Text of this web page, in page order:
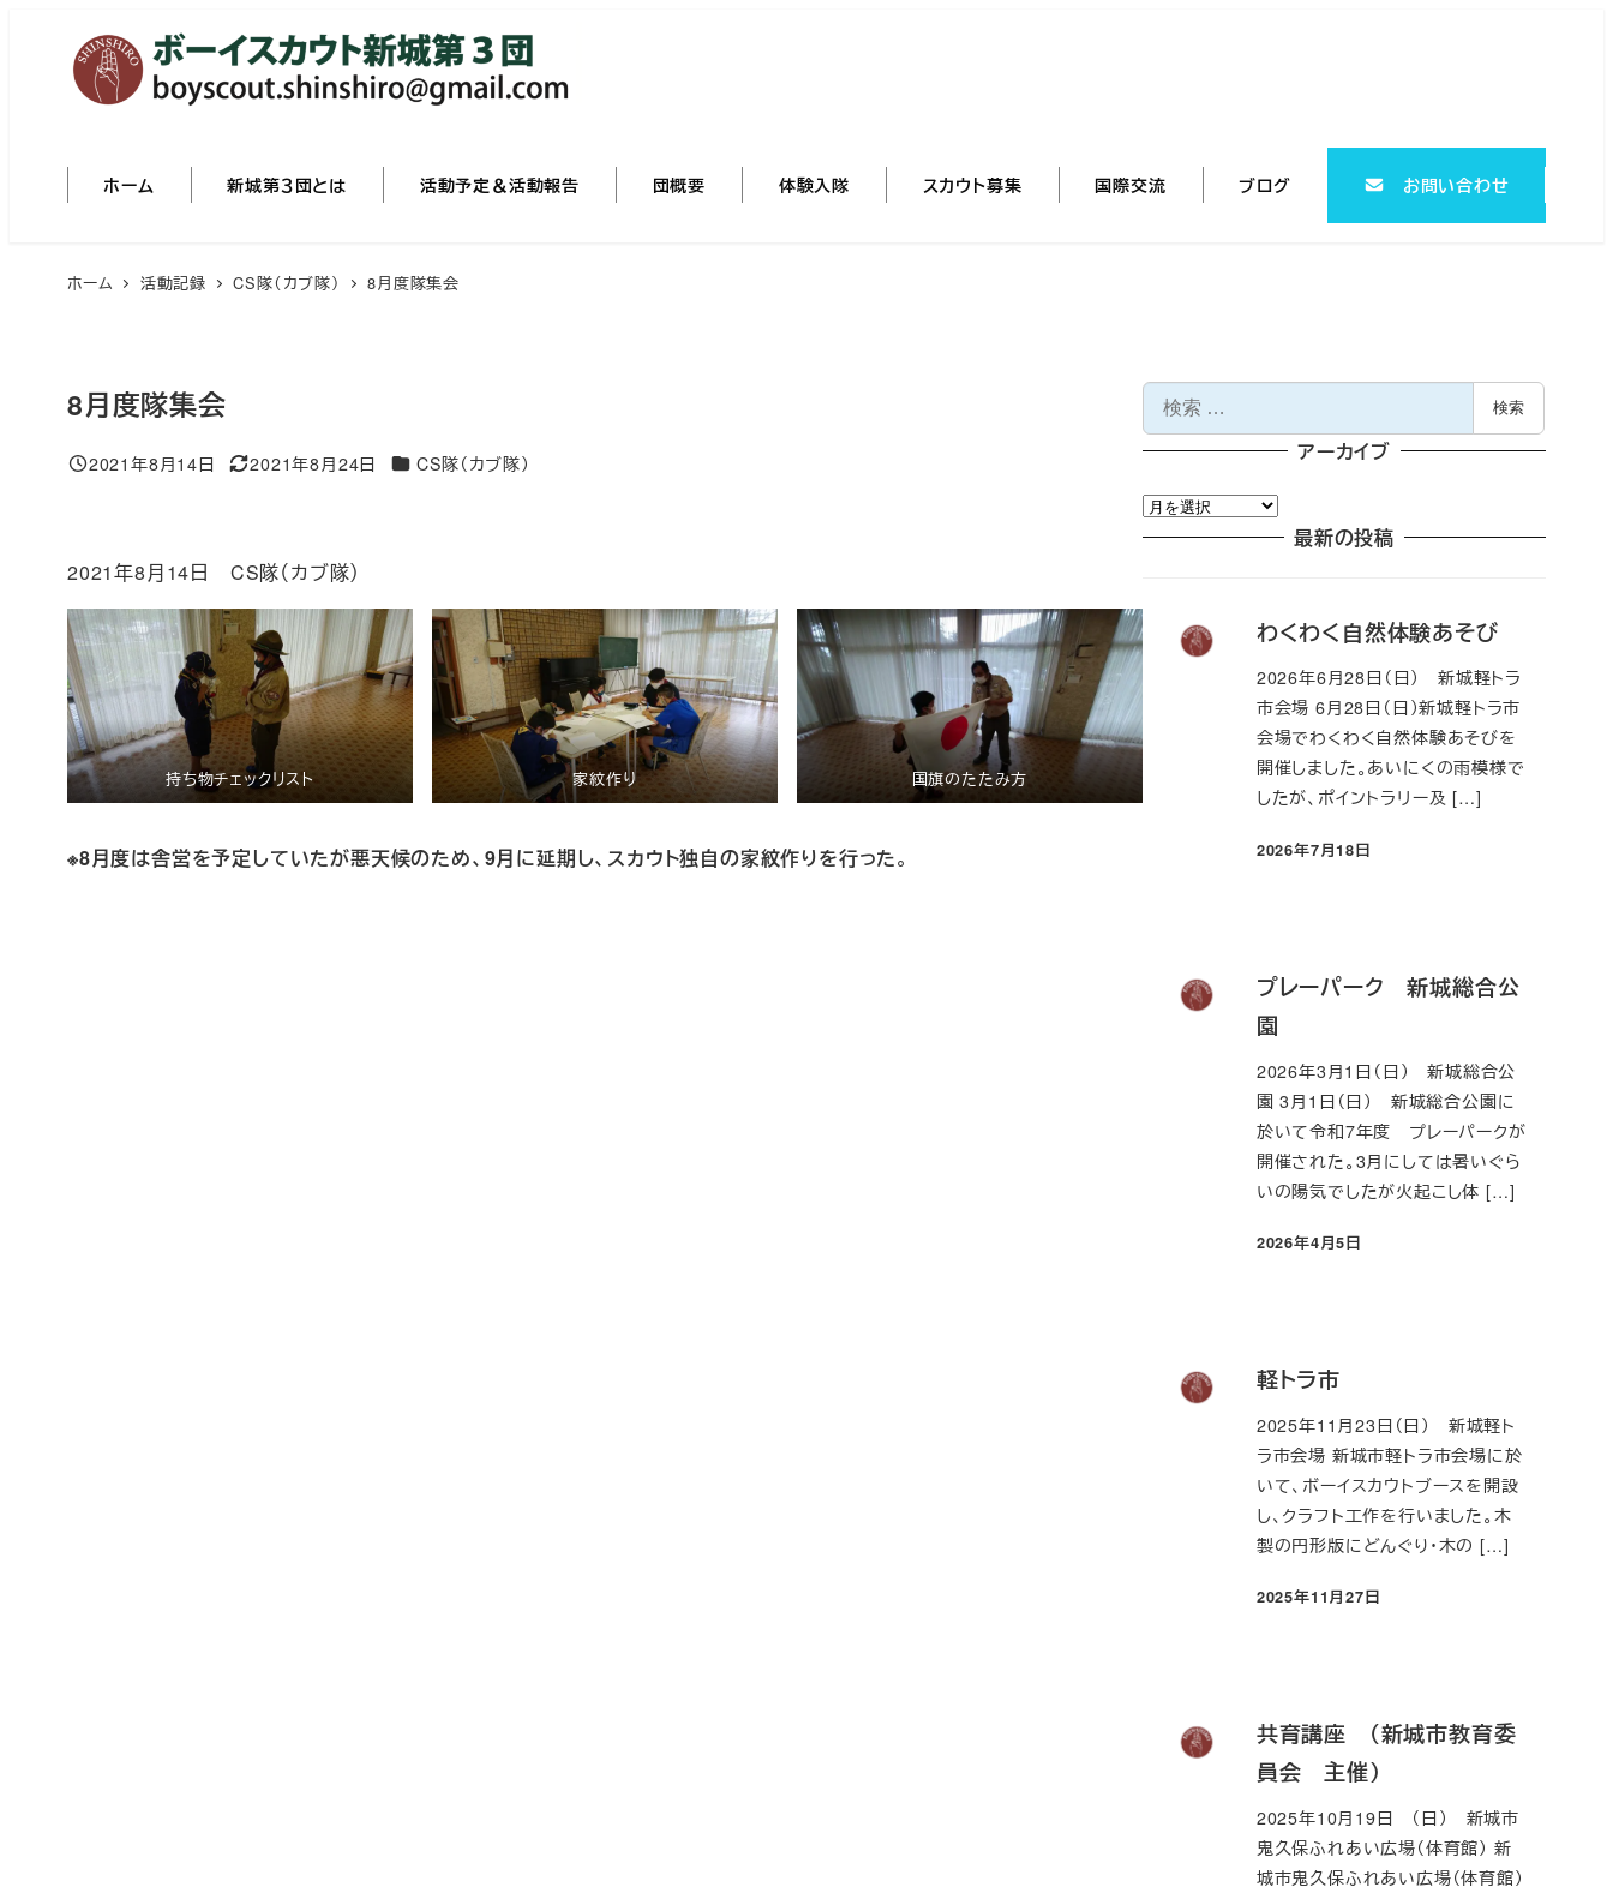
ホーム 新城第３団とは 活動予定＆活動報告 団概要 体験入隊 スカウト募集 国際交流 ブログ お問い合わせ
ホーム 活動記録 CS隊（カブ隊） 8月度隊集会
8月度隊集会
投稿日
2021年8月14日
更新日
2021年8月24日 カテゴリー
CS隊（カブ隊）
2021年8月14日 CS隊（カブ隊）
持ち物チェックリスト 家紋作り 国旗のたたみ方
※8月度は舎営を予定していたが悪天候のため、9月に延期し、スカウト独自の家紋作りを行った。
検
索
検索
アーカイブ
ア
ー
ブ
最新の投稿
わくわく自然体験あそび
2026年6月28日（日） 新城軽トラ
市会場 6月28日（日）新城軽トラ市
会場でわくわく自然体験あそびを
開催しました。あいにくの雨模様で
したが、ポイントラリー及 […]
投稿日
2026年7月18日
プレーパーク 新城総合公
園
2026年3月1日（日） 新城総合公
園 3月1日（日） 新城総合公園に
於いて令和7年度 プレーパークが
開催された。3月にしては暑いぐら
いの陽気でしたが火起こし体 […]
投稿日
2026年4月5日
軽トラ市
2025年11月23日（日） 新城軽ト
ラ市会場 新城市軽トラ市会場に於
いて、ボーイスカウトブースを開設
し、クラフト工作を行いました。木
製の円形版にどんぐり・木の […]
投稿日
2025年11月27日
共育講座 （新城市教育委
員会 主催）
2025年10月19日 （日） 新城市
鬼久保ふれあい広場（体育館） 新
城市鬼久保ふれあい広場（体育館）